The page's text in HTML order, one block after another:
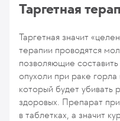
Таргетная
Таргетная значит
терапии проводятся
позволяющие
опухоли при раке
который будет убивать
здоровых. Препарат
в таблетках, а значит